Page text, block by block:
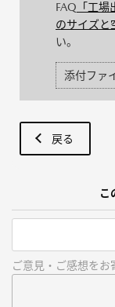
FAQ 「工
のサイズと
い。
添付ファ
戻る
こ
ご意見・ご感想をお